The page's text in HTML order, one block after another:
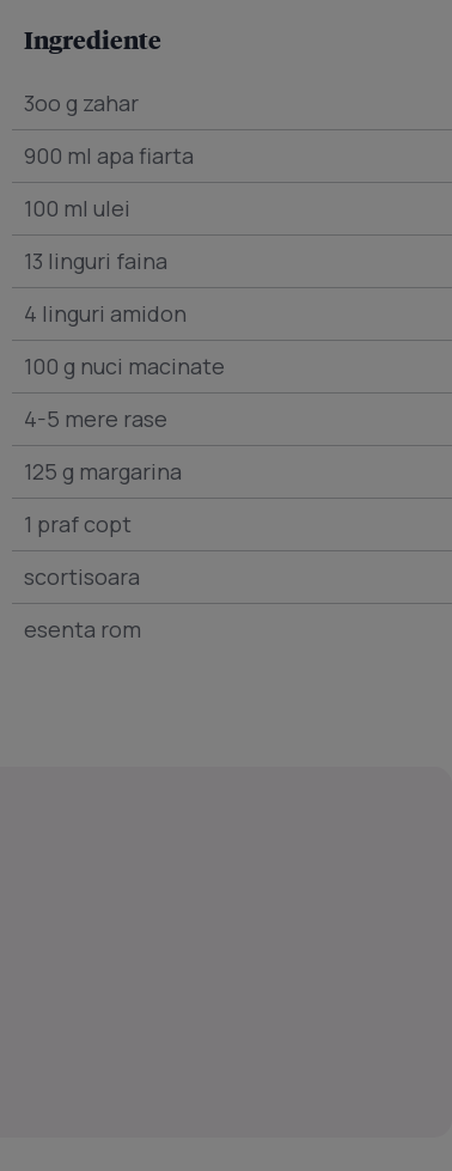
Ingrediente
3oo g zahar
900 ml apa fiarta
100 ml ulei
13 linguri faina
4 linguri amidon
100 g nuci macinate
4-5 mere rase
125 g margarina
1 praf copt
scortisoara
esenta rom